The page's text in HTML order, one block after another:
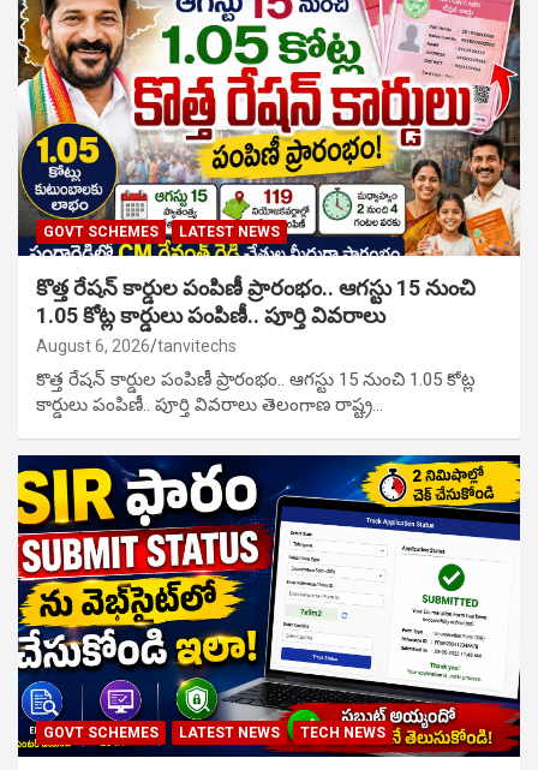
GOVT SCHEMES LATEST NEWS
కొత్త రేషన్ కార్డుల పంపిణీ ప్రారంభం.. ఆగస్టు 15 నుంచి
1.05 కోట్ల కార్డులు పంపిణీ.. పూర్తి వివరాలు
August 6, 2026 tanvitechs
కొత్త రేషన్ కార్డుల పంపిణీ ప్రారంభం.. ఆగస్టు 15 నుంచి 1.05 కోట్ల
కార్డులు పంపిణీ.. పూర్తి వివరాలు తెలంగాణ రాష్ట్ర…
GOVT SCHEMES LATEST NEWS TECH NEWS